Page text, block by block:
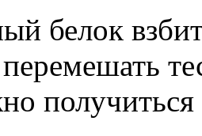
белок